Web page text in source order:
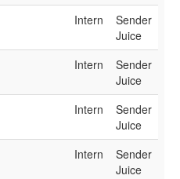
Intern
Sender
Juice
Intern
Sender
Juice
Intern
Sender
Juice
Intern
Sender
Juice